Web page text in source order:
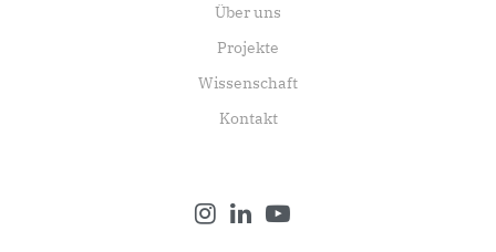
Über uns
Projekte
Wissenschaft
Kontakt